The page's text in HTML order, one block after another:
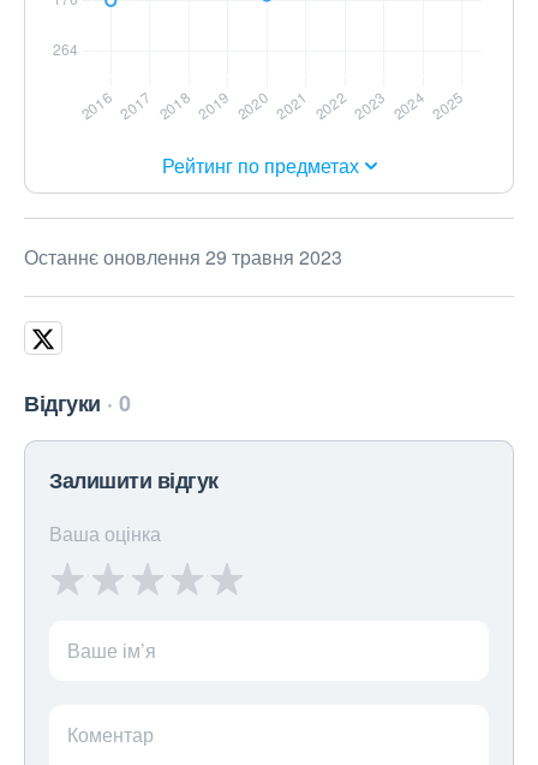
Рейтинг по предметах
Останнє оновлення 29 травня 2023
Відгуки 0
Залишити відгук
Ваша оцінка
Ваше ім’я
Коментар